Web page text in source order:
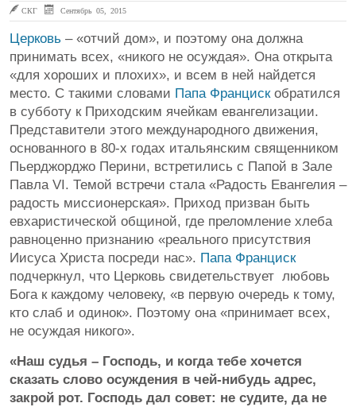
СКГ Сентябрь 05, 2015
Церковь – «отчий дом», и поэтому она должна
принимать всех, «никого не осуждая». Она открыта
«для хороших и плохих», и всем в ней найдется
место. С такими словами Папа Францискобратился
в субботу к Приходским ячейкам евангелизации.
Представители этого международного движения,
основанного в 80-х годах итальянским священником
Пьерджорджо Перини, встретились с Папой в Зале
Павла VI. Темой встречи стала «Радость Евангелия –
радость миссионерская». Приход призван быть
евхаристической общиной, где преломление хлеба
равноценно признанию «реального присутствия
Иисуса Христа посреди нас». Папа Франциск
подчеркнул, что Церковь свидетельствует любовь
Бога к каждому человеку, «в первую очередь к тому,
кто слаб и одинок». Поэтому она «принимает всех,
не осуждая никого».
«Наш судья – Господь, и когда тебе хочется
сказать слово осуждения в чей-нибудь адрес,
закрой рот. Господь дал совет: не судите, да не